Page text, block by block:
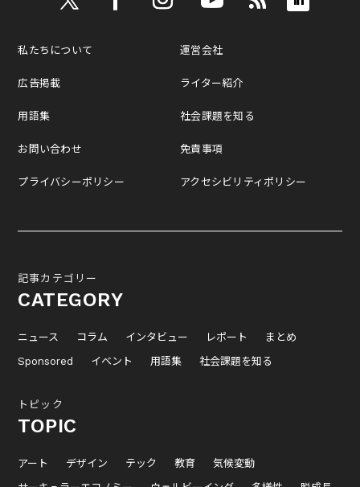
私たちについて
広告掲載
用語集
お問い合わせ
プライバシーポリシー
運営会社
ライター紹介
社会課題を知る
免責事項
アクセシビリティポリシー
記事カテゴリー
CATEGORY
ニュース コラム インタビュー レポート
まとめ
Sponsored
イベント 用語集 社会課題を知る
トピック
TOPIC
アート デザイン テック 教育
気候変動